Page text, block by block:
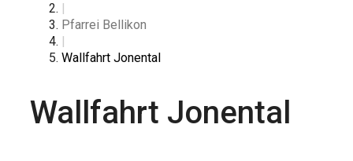
|
Pfarrei Bellikon
|
Wallfahrt Jonental
Wallfahrt Jonental